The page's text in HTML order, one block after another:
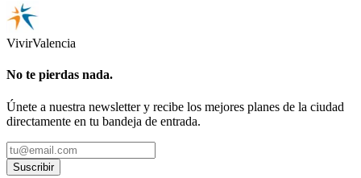
VivirValencia
No te pierdas nada.
Únete a nuestra newsletter y recibe los mejores planes de la ciudad
directamente en tu bandeja de entrada.
Suscribir